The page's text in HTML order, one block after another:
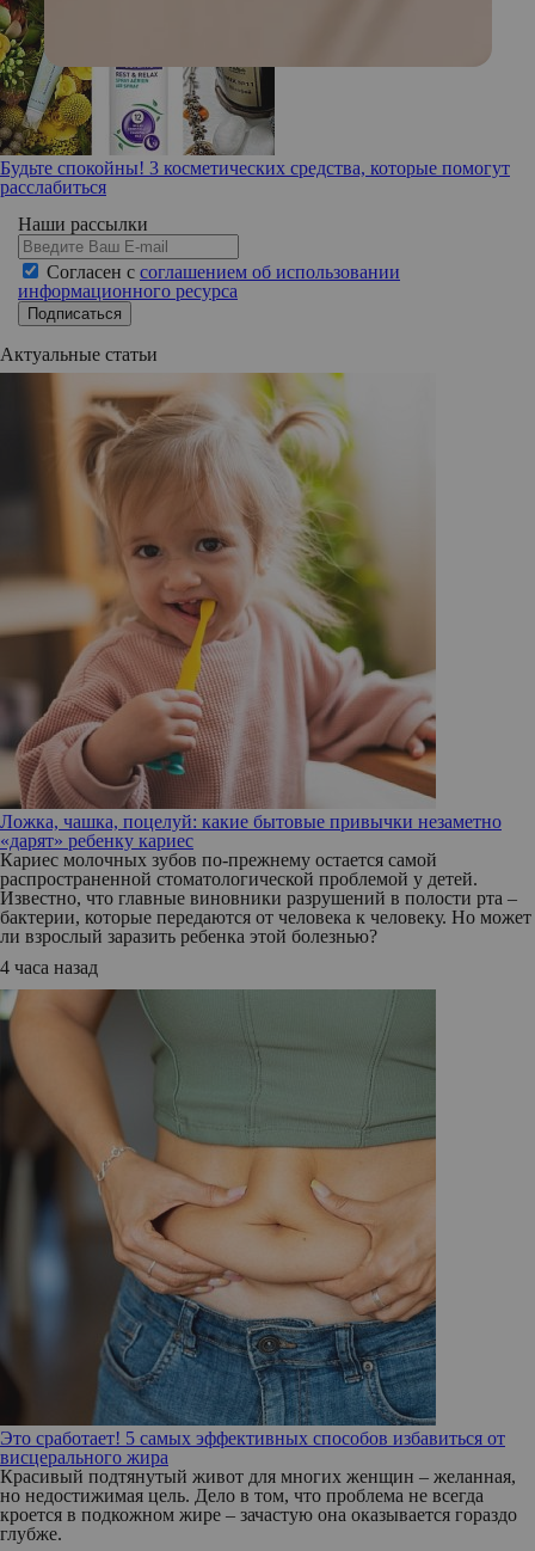
Будьте спокойны! 3 косметических средства, которые помогут
расслабиться
Наши рассылки
Согласен с соглашением об использовании
информационного ресурса
Подписаться
Актуальные статьи
Ложка, чашка, поцелуй: какие бытовые привычки незаметно
«дарят» ребенку кариес
Кариес молочных зубов по-прежнему остается самой
распространенной стоматологической проблемой у детей.
Известно, что главные виновники разрушений в полости рта –
бактерии, которые передаются от человека к человеку. Но может
ли взрослый заразить ребенка этой болезнью?
4 часа назад
Это сработает! 5 самых эффективных способов избавиться от
висцерального жира
Красивый подтянутый живот для многих женщин – желанная,
но недостижимая цель. Дело в том, что проблема не всегда
кроется в подкожном жире – зачастую она оказывается гораздо
глубже.